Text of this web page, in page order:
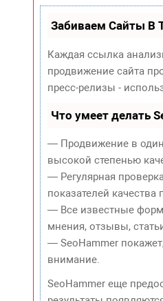
Забиваем Сайты В
Каждая ссылка
продвижение сайта
пресс-релизы -
Что умеет делать
— Продвижение в один
высокой степенью
— Регулярная
показателей качества
— Все известные
мнения, отзывы,
— SeoHammer
внимание.
SeoHammer еще